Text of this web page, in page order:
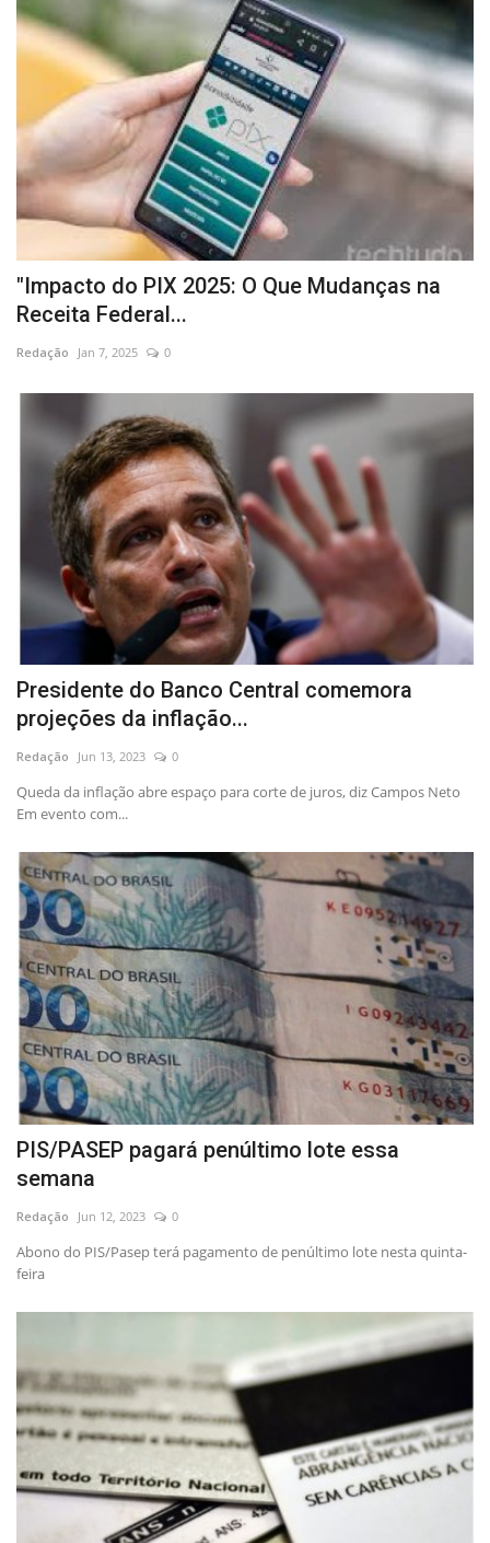
"Impacto do PIX 2025: O Que Mudanças na
Receita Federal...
Redação Jan 7, 2025 0
Presidente do Banco Central comemora
projeções da inflação...
Redação Jun 13, 2023 0
Queda da inflação abre espaço para corte de juros, diz Campos Neto
Em evento com...
PIS/PASEP pagará penúltimo lote essa
semana
Redação Jun 12, 2023 0
Abono do PIS/Pasep terá pagamento de penúltimo lote nesta quinta-
feira